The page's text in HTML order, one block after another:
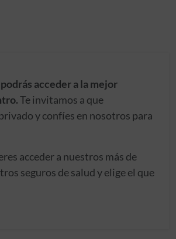
acceder a la mejor
Te invitamos a que
y confíes en nosotros para
acceder a nuestros más de
seguros de salud y elige el que